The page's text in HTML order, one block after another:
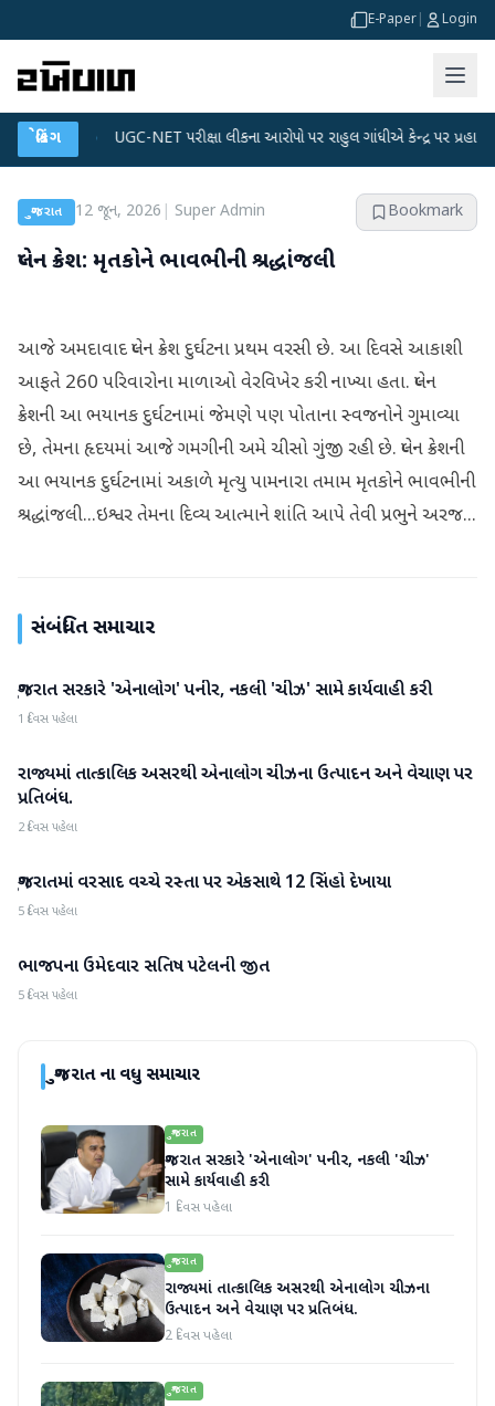
E-Paper Login
બ્રેકિંગ
● UGC-NET પરીક્ષા લીકના આરોપો પર રાહુલ ગાંધીએ કેન્દ્ર પર પ્રહાર કર્યા
ગુજરાત 12 જૂન, 2026 Super Admin Bookmark
પ્લેન ક્રેશ: મૃતકોને ભાવભીની શ્રદ્ધાંજલી
આજે અમદાવાદ પ્લેન ક્રેશ દુર્ઘટના પ્રથમ વરસી છે. આ દિવસે આકાશી
આફતે 260 પરિવારોના માળાઓ વેરવિખેર કરી નાખ્યા હતા. પ્લેન
ક્રેશની આ ભયાનક દુર્ઘટનામાં જેમણે પણ પોતાના સ્વજનોને ગુમાવ્યા
છે, તેમના હૃદયમાં આજે ગમગીની અમે ચીસો ગુંજી રહી છે. પ્લેન ક્રેશની
આ ભયાનક દુર્ઘટનામાં અકાળે મૃત્યુ પામનારા તમામ મૃતકોને ભાવભીની
શ્રદ્ધાંજલી...ઇશ્વર તેમના દિવ્ય આત્માને શાંતિ આપે તેવી પ્રભુને અરજ...
સંબંધિત સમાચાર
ગુજરાત ગુજરાત સરકારે 'એનાલોગ' પનીર, નકલી 'ચીઝ' સામે કાર્યવાહી કરી
1 દિવસ પહેલા
ગુજરાત
રાજ્યમાં તાત્કાલિક અસરથી એનાલોગ ચીઝના ઉત્પાદન અને વેચાણ પર
પ્રતિબંધ.
2 દિવસ પહેલા
ગુજરાત
ગુજરાતમાં વરસાદ વચ્ચે રસ્તા પર એકસાથે 12 સિંહો દેખાયા
5 દિવસ પહેલા
ગુજરાત
ભાજપના ઉમેદવાર સતિષ પટેલની જીત
5 દિવસ પહેલા
ગુજરાતના વધુ સમાચાર
ગુજરાત
ગુજરાત સરકારે 'એનાલોગ' પનીર, નકલી 'ચીઝ'
સામે કાર્યવાહી કરી
1 દિવસ પહેલા
ગુજરાત
રાજ્યમાં તાત્કાલિક અસરથી એનાલોગ ચીઝના
ઉત્પાદન અને વેચાણ પર પ્રતિબંધ.
2 દિવસ પહેલા
ગુજરાત